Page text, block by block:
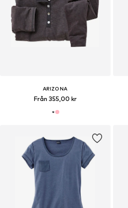
ARIZONA
Från 355,00 kr